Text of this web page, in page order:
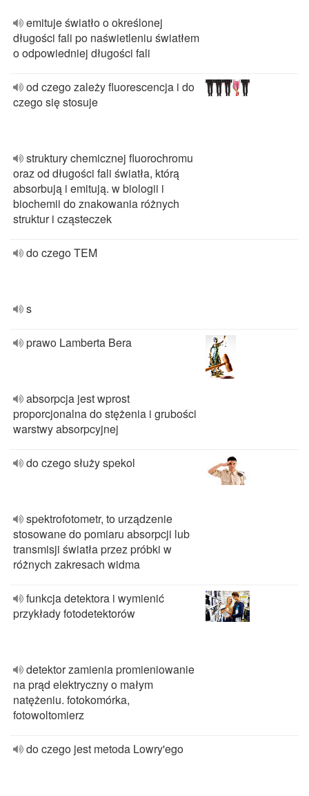
emituje światło o określonej
długości fali po naświetleniu światłem
o odpowiedniej długości fali
od czego zależy fluorescencja i do
czego się stosuje
struktury chemicznej fluorochromu
oraz od długości fali światła, którą
absorbują i emitują. w biologii i
biochemii do znakowania różnych
struktur i cząsteczek
do czego TEM
s
prawo Lamberta Bera
absorpcja jest wprost
proporcjonalna do stężenia i grubości
warstwy absorpcyjnej
do czego służy spekol
spektrofotometr, to urządzenie
stosowane do pomiaru absorpcji lub
transmisji światła przez próbki w
różnych zakresach widma
funkcja detektora i wymienić
przykłady fotodetektorów
detektor zamienia promieniowanie
na prąd elektryczny o małym
natężeniu. fotokomórka,
fotowoltomierz
do czego jest metoda Lowry'ego